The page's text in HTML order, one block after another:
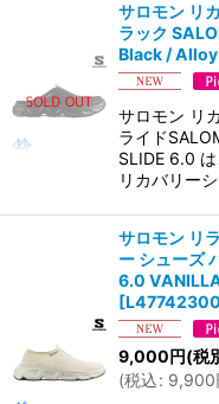
サロモン リ
ラック
Black / Alloy
サロモン リ
ライド
SLIDE 6.0
リカバリー
サロモン リ
ー シューズ
6.0
[L47742300
9,000円(税
(税込: 9,900